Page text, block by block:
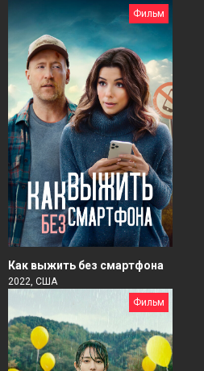
Фильм
Как выжить без смартфона
2022, США
Фильм